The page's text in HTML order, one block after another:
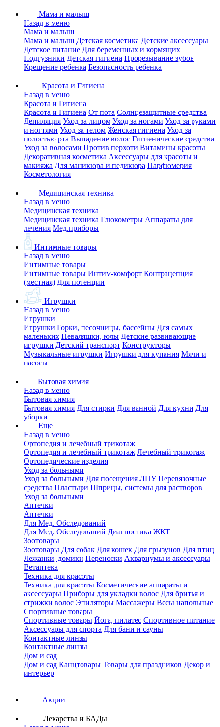
Мама и малыш
Назад в меню
Мама и малыш
Мама и малыш Детская косметика Детские аксессуары
Детское питание Для беременных и кормящих
Подгузники Детская гигиена Прорезывание зубов
Крещение ребенка Безопасность ребенка
Красота и Гигиена
Назад в меню
Красота и Гигиена
Красота и Гигиена От пота Солнцезащитные средства
Депиляция Уход за лицом Уход за ногами Уход за руками
и ногтями Уход за телом Женская гигиена Уход за
полостью рта Выпадение волос Гигиенические средства
Уход за волосами Против перхоти Витамины красоты
Декоративная косметика Аксессуары для красоты и
макияжа Для маникюра и педикюра Парфюмерия
Косметология
Медицинская техника
Назад в меню
Медицинская техника
Медицинская техника Глюкометры Аппараты для
лечения Мед.приборы
Интимные товары
Назад в меню
Интимные товары
Интимные товары Интим-комфорт Контрацепция
(местная) Для потенции
Игрушки
Назад в меню
Игрушки
Игрушки Горки, песочницы, бассейны Для самых
маленьких Неваляшки, юлы Детские развивающие
игрушки Детский транспорт Конструкторы
Музыкальные игрушки Игрушки для купания Мячи и
насосы
Бытовая химия
Назад в меню
Бытовая химия
Бытовая химия Для стирки Для ванной Для кухни Для
уборки
Еще
Назад в меню
Ортопедия и лечебный трикотаж
Ортопедия и лечебный трикотаж Лечебный трикотаж
Ортопедические изделия
Уход за больными
Уход за больными Для посещения ЛПУ Перевязочные
средства Пластыри Шприцы, системы для растворов
Уход за больными
Аптечки
Аптечки
Для Мед. Обследований
Для Мед. Обследований Диагностика ЖКТ
Зоотовары
Зоотовары Для собак Для кошек Для грызунов Для птиц
Лежанки, домики Переноски Аквариумы и аксессуары
Ветаптека
Техника для красоты
Техника для красоты Косметические аппараты и
аксессуары Приборы для укладки волос Для бритья и
стрижки волос Эпиляторы Массажеры Весы напольные
Спортивные товары
Спортивные товары Йога, пилатес Спортивное питание
Аксессуары для спорта Для бани и сауны
Контактные линзы
Контактные линзы
Дом и сад
Дом и сад Канцтовары Товары для праздников Декор и
интерьер
Акции
Лекарства и БАДы